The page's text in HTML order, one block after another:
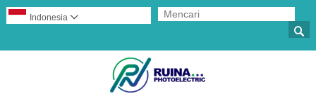

Indonesia 